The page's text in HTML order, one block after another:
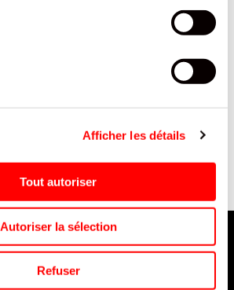
Afficher les détails
Tout autoriser
Autoriser la sélection
Refuser
CITRON 220G/7